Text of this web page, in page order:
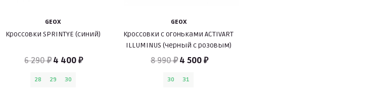
GEOX
Кроссовки SPRINTYE (синий)
6 290 ₽4 400 ₽
28 29 30
GEOX
Кроссовки с огоньками ACTIVART
ILLUMINUS (черный с розовым)
8 990 ₽ 4 500 ₽
30 31